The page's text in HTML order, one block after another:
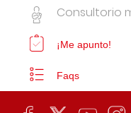
Consultorio
¡Me apunto!
Faqs